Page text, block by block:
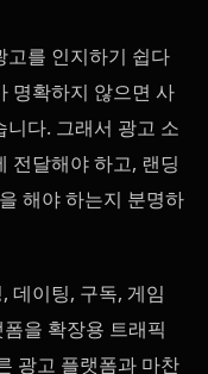
고를 인지하기 쉽다
명확하지 않으면 사
다. 그래서 광고 소
전달해야 하고, 랜딩
해야 하는지 분명하
데이팅, 구독, 게임
을 확장용 트래픽
광고 플랫폼과 마찬